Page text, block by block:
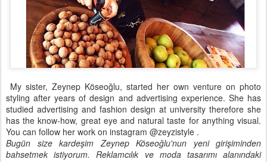
My sister, Zeynep Köseoğlu, started her own venture on photo
styling after years of design and advertising experience. She has
studied advertising and fashion design at university therefore she
has the know-how, great eye and natural taste for anything visual.
You can follow her work on instagram @zeyzistyle .
Bugün size kardeşim Zeynep Köseoğlu'nun yeni girişiminden
bahsetmek istiyorum. Reklamcılık ve moda tasarımı alanındaki